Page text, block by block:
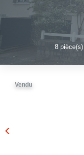
8pièce(s)
Vendu